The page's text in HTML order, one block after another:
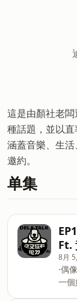
這是由顏社老
種話題，並以
涵蓋音樂、生
邀約。
单集
Ft.
8月
·偶像的
一個好攜帶